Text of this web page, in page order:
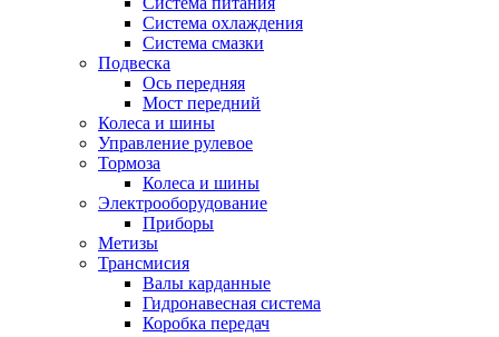
Система охлаждения
Система смазки
Подвеска
Ось передняя
Мост передний
Колеса и шины
Управление рулевое
Тормоза
Колеса и шины
Электрооборудование
Приборы
Метизы
Трансмисия
Валы карданные
Гидронавесная система
Коробка передач